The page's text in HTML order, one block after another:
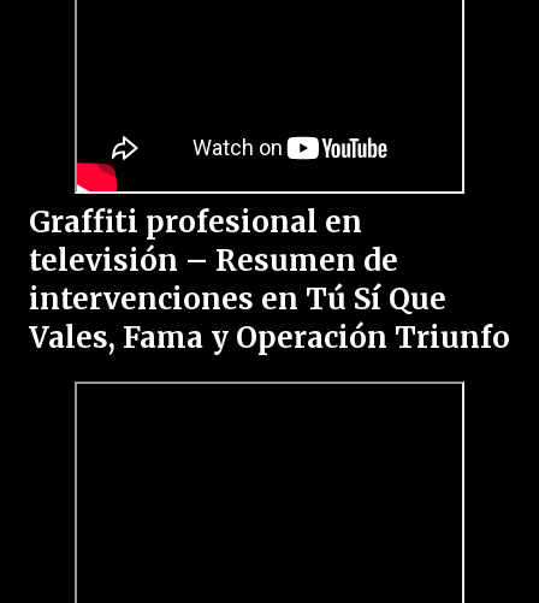
Graffiti profesional en
televisión – Resumen de
intervenciones en Tú Sí Que
Vales, Fama y Operación Triunfo